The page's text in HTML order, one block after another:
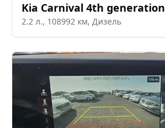
Kia Carnival 4th generation
2.2 л., 108992 км, Дизель